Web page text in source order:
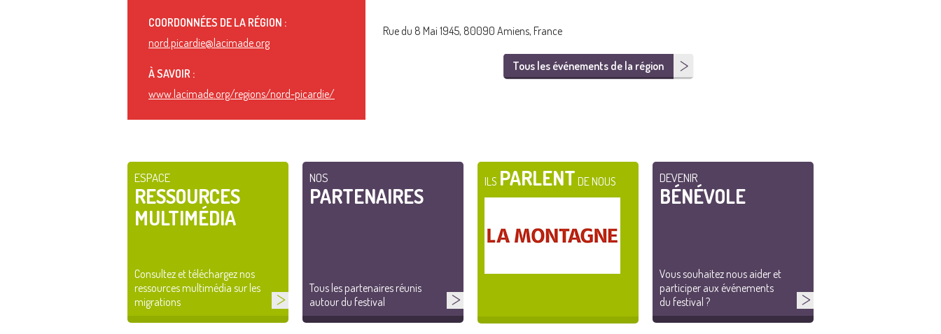
Rue du 8 Mai 1945, 80090 Amiens, France
Tous les événements de la région
COORDONNÉES DE LA RÉGION :
nord.picardie@lacimade.org
À SAVOIR :
www.lacimade.org/regions/nord-picardie/
ESPACE
RESSOURCES
MULTIMÉDIA
Consultez et téléchargez nos
ressources multimédia sur les
migrations
NOS
PARTENAIRES
Tous les partenaires réunis
autour du festival
ILS PARLENT DE NOUS DEVENIR
BÉNÉVOLE
Vous souhaitez nous aider et
participer aux événements
du festival ?